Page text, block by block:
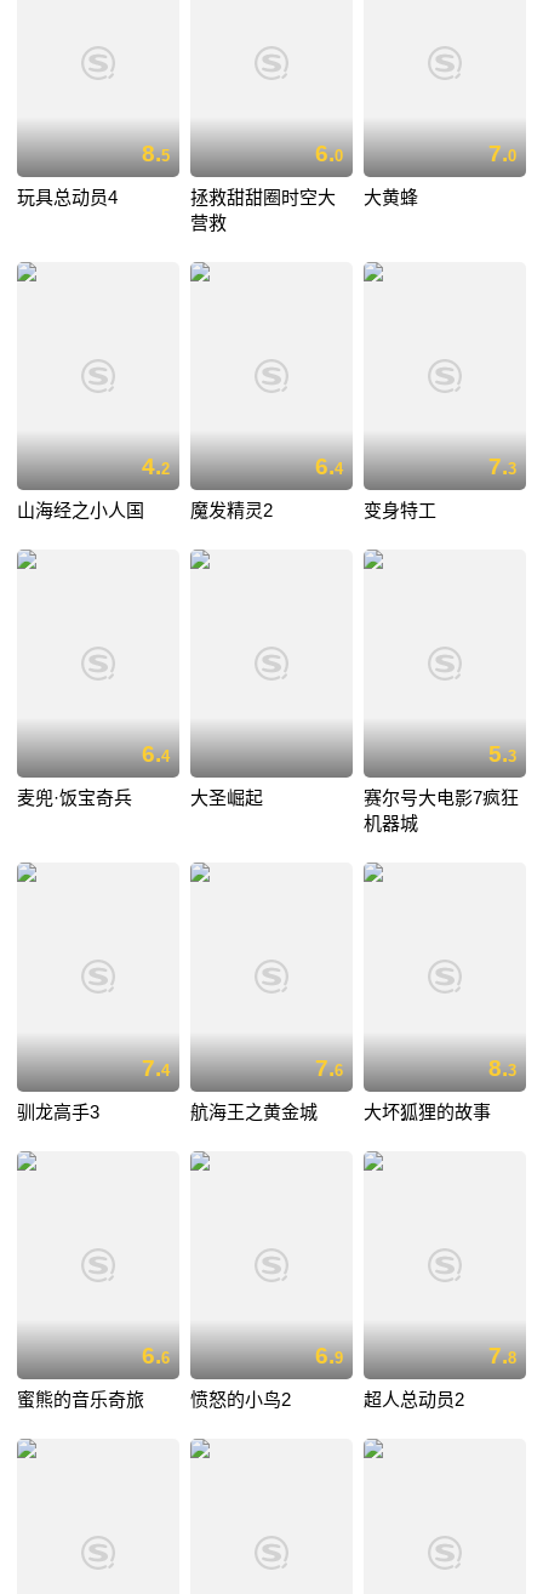
8.5
玩具总动员4
6.0
拯救甜甜圈时空大
营救
7.0
大黄蜂
4.2
山海经之小人国
6.4
魔发精灵2
7.3
变身特工
6.4
麦兜·饭宝奇兵 大圣崛起
5.3
赛尔号大电影7疯狂
机器城
7.4
驯龙高手3
7.6
航海王之黄金城
8.3
大坏狐狸的故事
6.6
蜜熊的音乐奇旅
6.9
愤怒的小鸟2
7.8
超人总动员2